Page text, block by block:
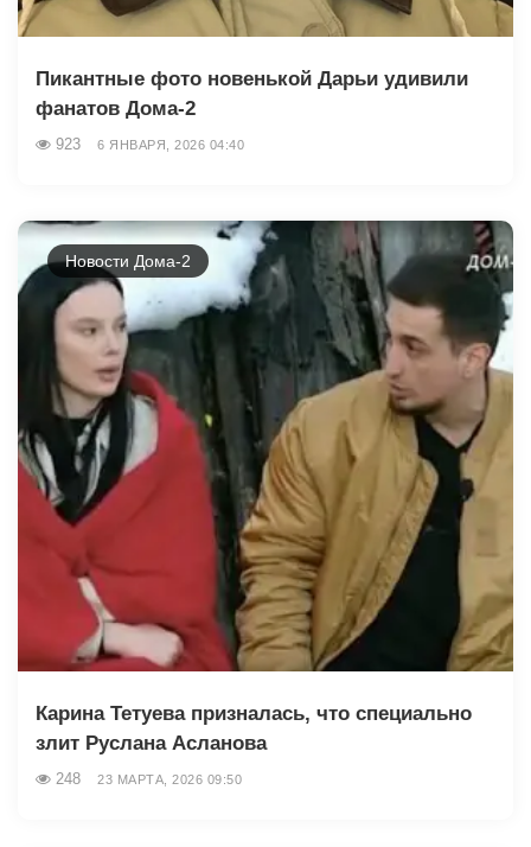
Пикантные фото новенькой Дарьи удивили
фанатов Дома-2
923 6 ЯНВАРЯ, 2026 04:40
Новости Дома-2
Карина Тетуева призналась, что специально
злит Руслана Асланова
248 23 МАРТА, 2026 09:50